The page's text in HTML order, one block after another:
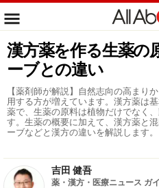
漢方薬を作る生薬の
ーブとの違い
【薬剤師が解説】自然志向の高まり
用する方が増えています。漢方薬は
薬で、生薬の原料は植物だけでなく
す。生薬の概要に加えて、漢方薬と
ーブなどと漢方の違いを解説します。
吉田 健吾
薬・漢方・医療ニュース ガ